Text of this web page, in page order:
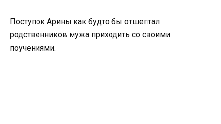
Поступок Арины как будто бы отшептал
родственников мужа приходить со своими
поучениями.